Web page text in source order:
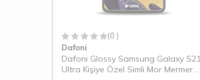
(0 )
Dafoni
Dafoni Glossy Samsung Galaxy S21
Ultra Kişiye Özel Simli Mor Mermer